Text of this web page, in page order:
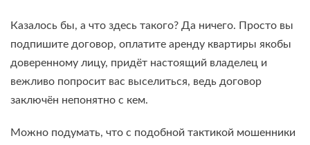
Казалось бы, а что здесь такого? Да ничего. Просто вы
подпишите договор, оплатите аренду квартиры якобы
доверенному лицу, придёт настоящий владелец и
вежливо попросит вас выселиться, ведь договор
заключён непонятно с кем.
Можно подумать, что с подобной тактикой мошенники